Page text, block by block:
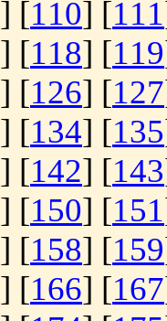
] [110] [111
] [118] [119
] [126] [127
] [134] [135
] [142] [143
] [150] [151
] [158] [159
] [166] [167